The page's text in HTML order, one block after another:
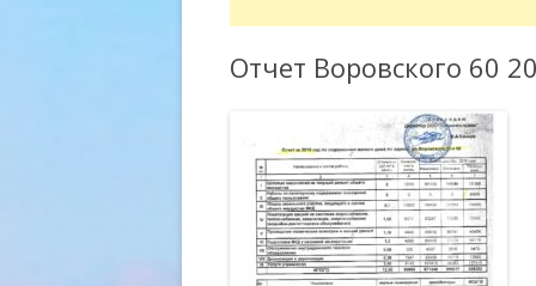
Отчет Воровского 60